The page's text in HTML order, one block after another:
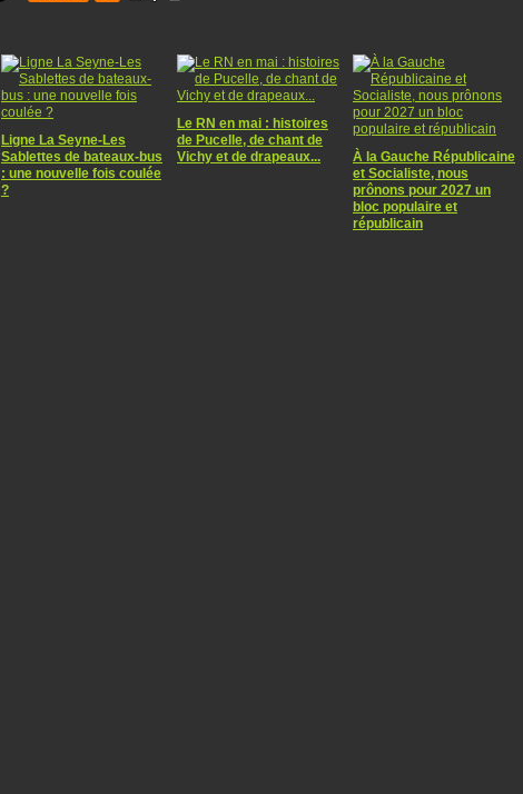
Ligne La Seyne-Les
Sablettes de bateaux-bus
: une nouvelle fois coulée
?
Le RN en mai : histoires
de Pucelle, de chant de
Vichy et de drapeaux...
À la Gauche Républicaine
et Socialiste, nous
prônons pour 2027 un
bloc populaire et
républicain